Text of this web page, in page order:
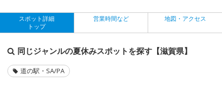
スポット詳細
トップ
営業時間など 地図・アクセス
同じジャンルの夏休みスポットを探す【滋賀県】
道の駅・SA/PA